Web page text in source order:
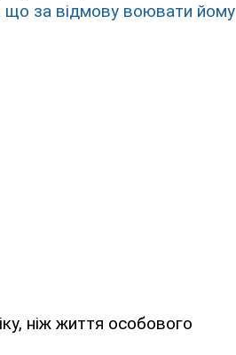
що за відмову воювати йому
ніж життя особового